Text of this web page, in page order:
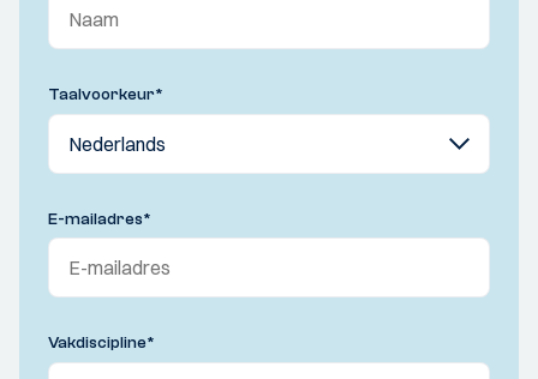
Taalvoorkeur*
E-mailadres*
Vakdiscipline*